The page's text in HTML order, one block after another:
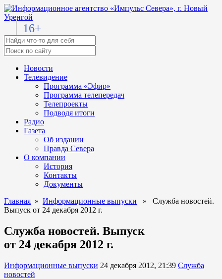
16+
Новости
Телевидение
Программа «Эфир»
Программа телепередач
Телепроекты
Подводя итоги
Радио
Газета
Об издании
Правда Севера
О компании
История
Контакты
Документы
Главная » Информационные выпуски » Служба новостей.
Выпуск от 24 декабря 2012 г.
Служба новостей. Выпуск
от 24 декабря 2012 г.
Информационные выпуски 24 декабря 2012, 21:39 Служба
новостей